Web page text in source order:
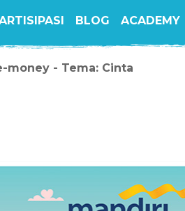
BLOG ACADEMY
money - Tema: Cinta